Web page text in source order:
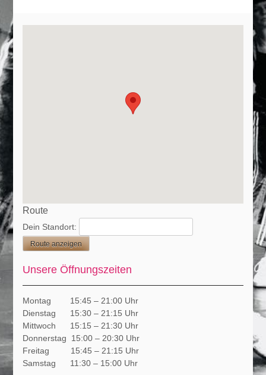
Route
Dein Standort:
Unsere Öffnungszeiten
Montag 15:45 – 21:00 Uhr
Dienstag 15:30 – 21:15 Uhr
Mittwoch 15:15 – 21:30 Uhr
Donnerstag 15:00 – 20:30 Uhr
Freitag 15:45 – 21:15 Uhr
Samstag 11:30 – 15:00 Uhr